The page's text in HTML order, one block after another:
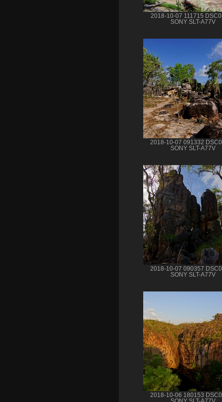
2018-10-07 111715
SONY SLT-A77V
2018-10-07 091332
SONY SLT-A77V
2018-10-07 090357
SONY SLT-A77V
2018-10-06 180153